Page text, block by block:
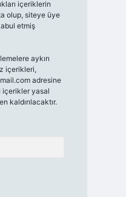
içeriklerin
olup, siteye üye
etmiş
aykırı
içerikleri,
adresine
içerikler yasal
kaldırılacaktır.